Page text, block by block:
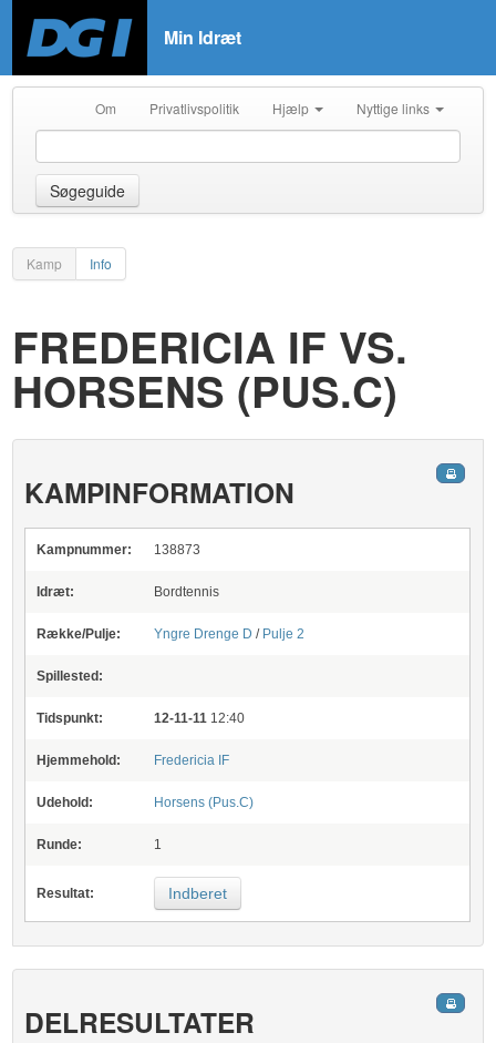
Min Idræt
Om Privatlivspolitik Hjælp Nyttige links
Søgeguide
Kamp Info
FREDERICIA IF VS.
HORSENS (PUS.C)
KAMPINFORMATION
Kampnummer: 138873
Idræt: Bordtennis
Række/Pulje: Yngre Drenge D / Pulje 2
Spillested:
Tidspunkt: 12-11-11 12:40
Hjemmehold: Fredericia IF
Udehold: Horsens (Pus.C)
Runde: 1
Resultat: Indberet
DELRESULTATER